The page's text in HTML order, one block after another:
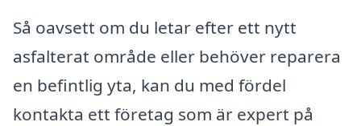
Så oavsett om du letar efter ett nytt
asfalterat område eller behöver reparera
en befintlig yta, kan du med fördel
kontakta ett företag som är expert på